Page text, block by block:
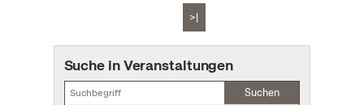
>|
Suche in Veranstaltungen
Suchen